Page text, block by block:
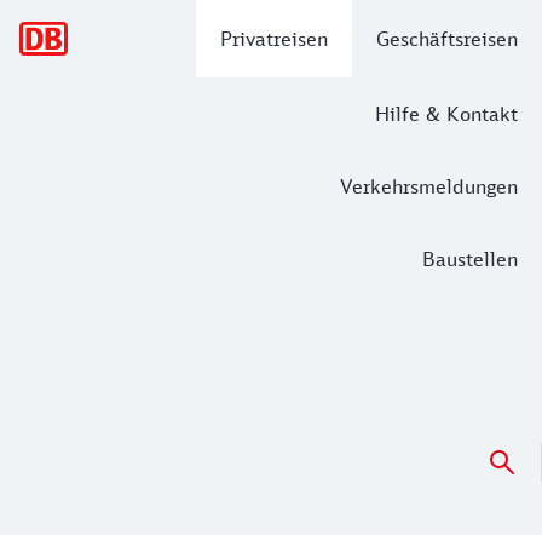
Privatreisen Geschäftsreisen
Hilfe & Kontakt
Verkehrsmeldungen
Baustellen